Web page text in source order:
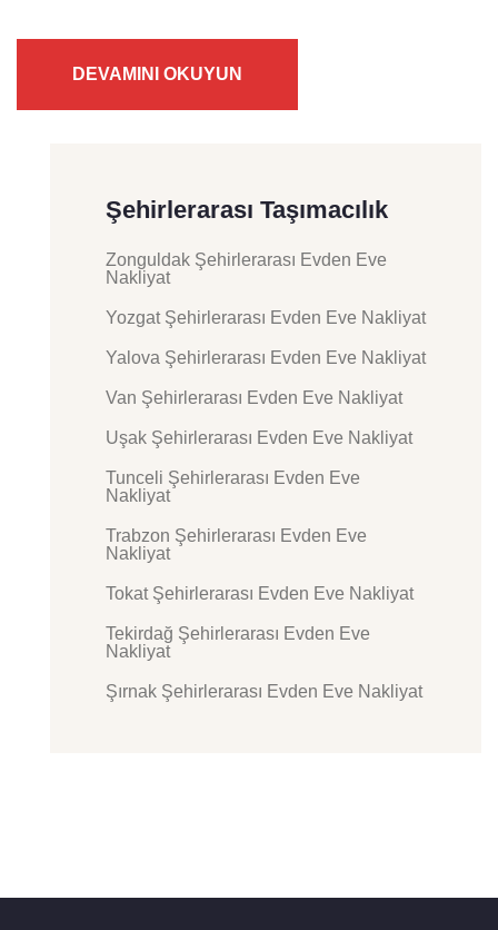
DEVAMINI OKUYUN
Şehirlerarası Taşımacılık
Zonguldak Şehirlerarası Evden Eve
Nakliyat
Yozgat Şehirlerarası Evden Eve Nakliyat
Yalova Şehirlerarası Evden Eve Nakliyat
Van Şehirlerarası Evden Eve Nakliyat
Uşak Şehirlerarası Evden Eve Nakliyat
Tunceli Şehirlerarası Evden Eve
Nakliyat
Trabzon Şehirlerarası Evden Eve
Nakliyat
Tokat Şehirlerarası Evden Eve Nakliyat
Tekirdağ Şehirlerarası Evden Eve
Nakliyat
Şırnak Şehirlerarası Evden Eve Nakliyat